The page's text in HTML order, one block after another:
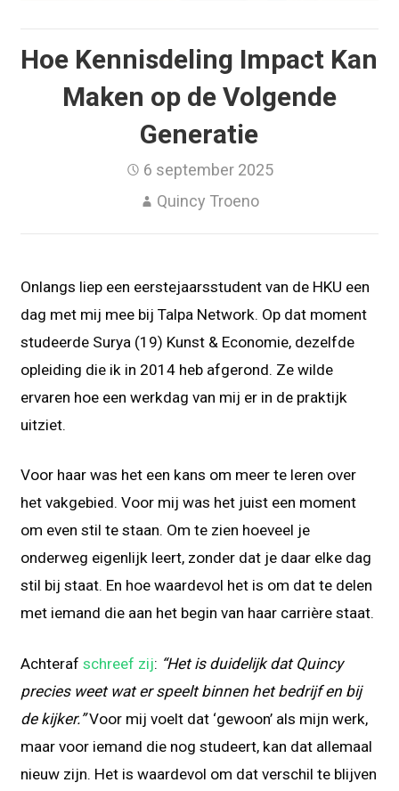
Hoe Kennisdeling Impact Kan
Maken op de Volgende
Generatie
6 september 2025
Quincy Troeno
Onlangs liep een eerstejaarsstudent van de HKU een
dag met mij mee bij Talpa Network. Op dat moment
studeerde Surya (19) Kunst & Economie, dezelfde
opleiding die ik in 2014 heb afgerond. Ze wilde
ervaren hoe een werkdag van mij er in de praktijk
uitziet.
Voor haar was het een kans om meer te leren over
het vakgebied. Voor mij was het juist een moment
om even stil te staan. Om te zien hoeveel je
onderweg eigenlijk leert, zonder dat je daar elke dag
stil bij staat. En hoe waardevol het is om dat te delen
met iemand die aan het begin van haar carrière staat.
Achterafschreef zij: “Het is duidelijk dat Quincy
precies weet wat er speelt binnen het bedrijf en bij
de kijker.”Voor mij voelt dat ‘gewoon’ als mijn werk,
maar voor iemand die nog studeert, kan dat allemaal
nieuw zijn. Het is waardevol om dat verschil te blijven